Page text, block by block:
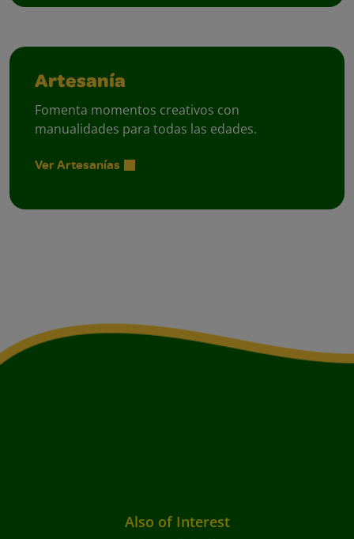
Artesanía
Fomenta momentos creativos con
manualidades para todas las edades.
Ver Artesanías
Also of Interest